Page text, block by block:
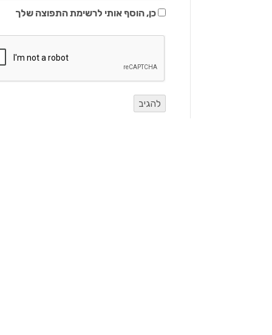
כן, הוסף אותי לרשימת התפוצה שלך